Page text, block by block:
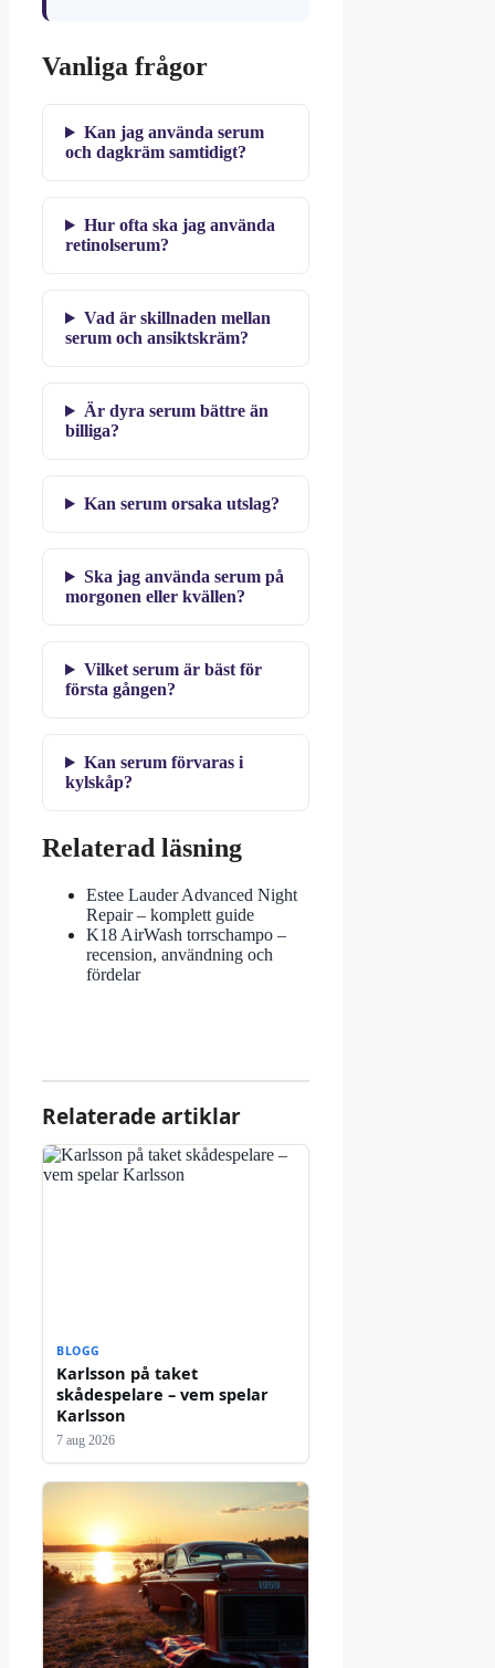
Vanliga frågor
Kan jag använda serum
och dagkräm samtidigt?
Hur ofta ska jag använda
retinolserum?
Vad är skillnaden mellan
serum och ansiktskräm?
Är dyra serum bättre än
billiga?
Kan serum orsaka utslag?
Ska jag använda serum på
morgonen eller kvällen?
Vilket serum är bäst för
första gången?
Kan serum förvaras i
kylskåp?
Relaterad läsning
Estee Lauder Advanced Night
Repair – komplett guide
K18 AirWash torrschampo –
recension, användning och
fördelar
Relaterade artiklar
BLOGG
Karlsson på taket
skådespelare – vem spelar
Karlsson
7 aug 2026